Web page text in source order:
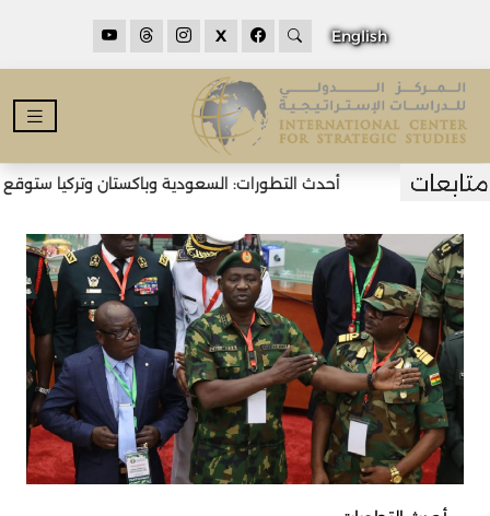
English
X
أحدث التطورات: السعودية وباكستان وتركيا ستوقع